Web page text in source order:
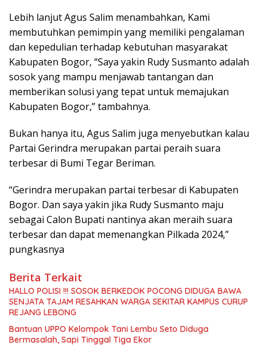
Lebih lanjut Agus Salim menambahkan, Kami
membutuhkan pemimpin yang memiliki pengalaman
dan kepedulian terhadap kebutuhan masyarakat
Kabupaten Bogor, “Saya yakin Rudy Susmanto adalah
sosok yang mampu menjawab tantangan dan
memberikan solusi yang tepat untuk memajukan
Kabupaten Bogor,” tambahnya.
Bukan hanya itu, Agus Salim juga menyebutkan kalau
Partai Gerindra merupakan partai peraih suara
terbesar di Bumi Tegar Beriman.
“Gerindra merupakan partai terbesar di Kabupaten
Bogor. Dan saya yakin jika Rudy Susmanto maju
sebagai Calon Bupati nantinya akan meraih suara
terbesar dan dapat memenangkan Pilkada 2024,”
pungkasnya
Berita Terkait
HALLO POLISI !!! SOSOK BERKEDOK POCONG DIDUGA BAWA
SENJATA TAJAM RESAHKAN WARGA SEKITAR KAMPUS CURUP
REJANG LEBONG
Bantuan UPPO Kelompok Tani Lembu Seto Diduga
Bermasalah, Sapi Tinggal Tiga Ekor